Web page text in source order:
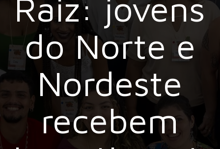
Raiz: jovens
do Norte e
Nordeste
recebem